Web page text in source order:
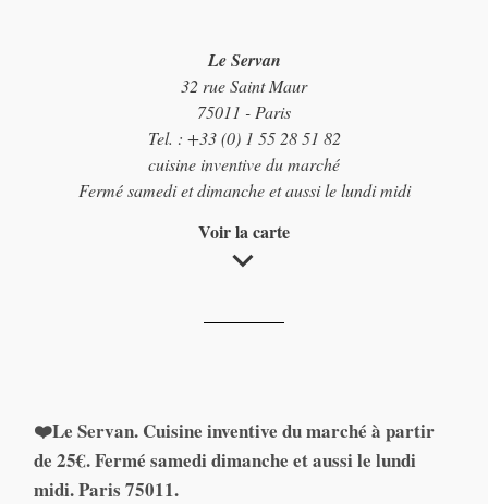
Le Servan
32 rue Saint Maur
75011 - Paris
Tel. : +33 (0) 1 55 28 51 82
cuisine inventive du marché
Fermé samedi et dimanche et aussi le lundi midi
Voir la carte
❤️Le Servan. Cuisine inventive du marché à partir
de 25€. Fermé samedi dimanche et aussi le lundi
midi. Paris 75011.